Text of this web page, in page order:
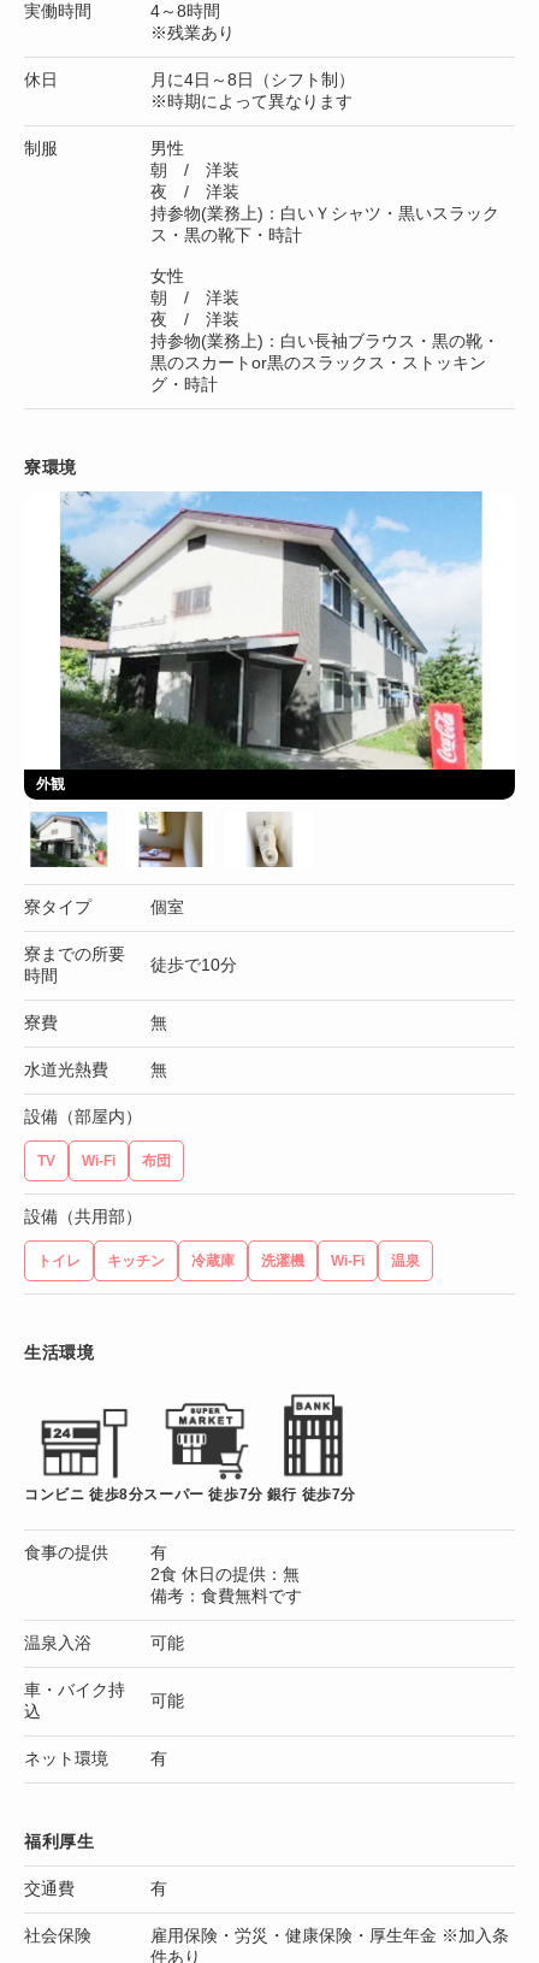
実働時間
4～8時間
※残業あり
休日
月に4日～8日（シフト制）
※時期によって異なります
制服
男性
朝 / 洋装
夜 / 洋装
持参物(業務上)：白いＹシャツ・黒いスラック
ス・黒の靴下・時計
女性
朝 / 洋装
夜 / 洋装
持参物(業務上)：白い長袖ブラウス・黒の靴・
黒のスカートor黒のスラックス・ストッキン
グ・時計
寮環境
外観
寮タイプ 個室
寮までの所要
時間
徒歩で10分
寮費 無
水道光熱費 無
設備（部屋内）
TV Wi-Fi 布団
設備（共用部）
トイレ キッチン 冷蔵庫 洗濯機 Wi-Fi 温泉
生活環境
コンビニ 徒歩8分スーパー 徒歩7分 銀行 徒歩7分
食事の提供
有
2食 休日の提供：無
備考：食費無料です
温泉入浴 可能
車・バイク持
込
可能
ネット環境 有
福利厚生
交通費 有
社会保険
雇用保険・労災・健康保険・厚生年金 ※加入条
件あり